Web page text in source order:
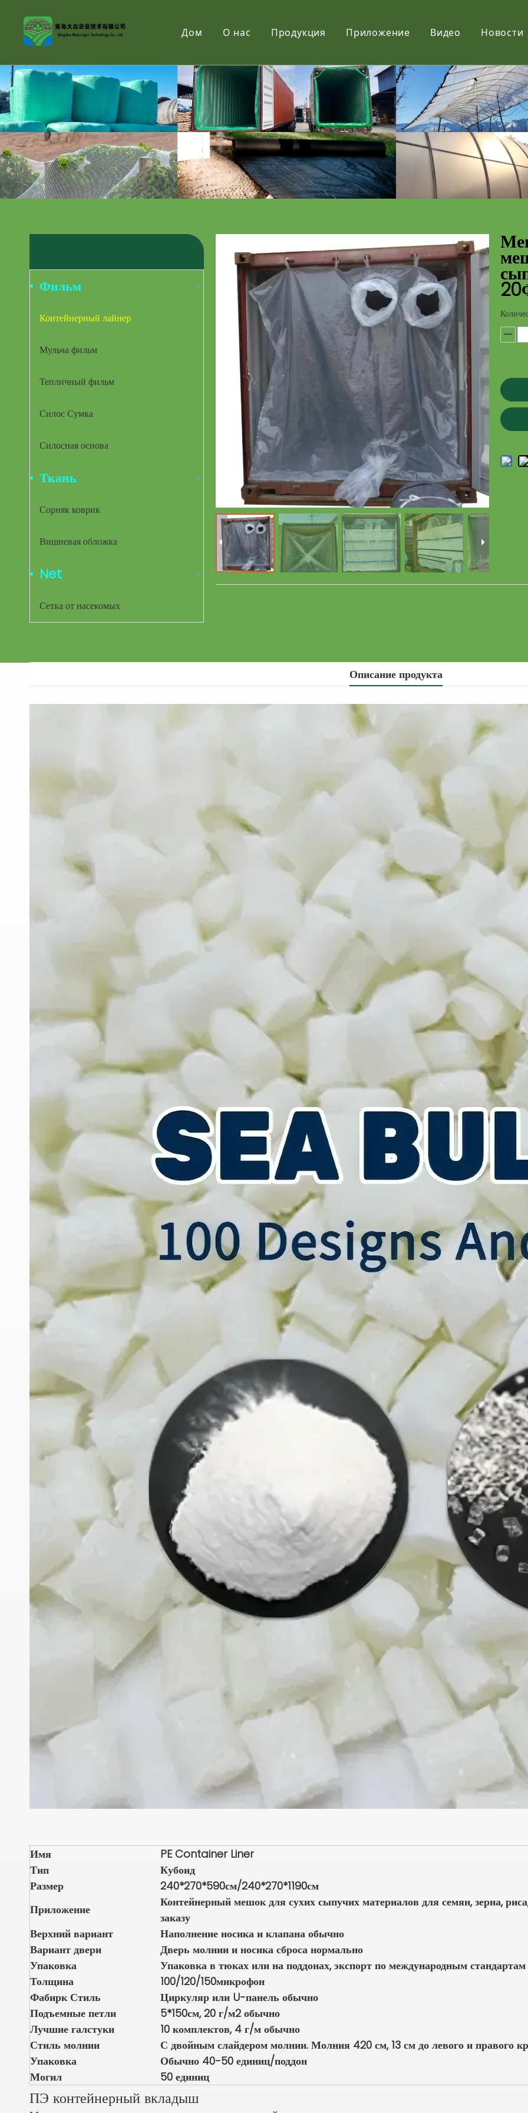
Дом О нас Продукция
Ткань
Net
Приложение Видео Новости
Фильм
Контейнерный лайнер
Мульча фильм
Тепличный фильм
Силос Сумка
Силосная основа
Ткань
Сорняк коврик
Вишневая обложка
Net
Сетка от насекомых
Описание продукта
Имя
PE Container Liner
Тип
Кубоид
Размер
240*270*590см/240*270*1190см
Приложение
Контейнерный мешок для сухих сыпучих материалов для семян, зерна,
заказу
Верхний вариант
Наполнение носика и клапана обычно
Вариант двери
Дверь молнии и носика сброса нормально
Упаковка
Упаковка в тюках или на поддонах, экспорт по международным стандартам
Толщина
100/120/150микрофон
Фабирк Стиль
Циркуляр или U-панель обычно
Подъемные петли
5*150см, 20 г/м2 обычно
Лучшие галстуки
10 комплектов, 4 г/м обычно
Стиль молнии
С двойным слайдером молнии. Молния 420 см, 13 см до левого и правого
Упаковка
Обычно 40-50 единиц/поддон
Могил
50 единиц
ПЭ контейнерный вкладыш